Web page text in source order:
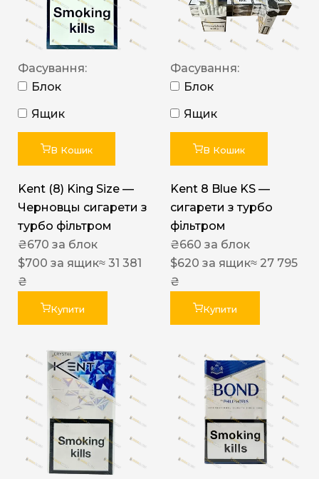
Фасування:
Блок
Ящик
В Кошик
Kent (8) King Size —
Черновцы сигарети з
турбо фільтром
₴670 за блок
$700 за ящик≈ 31 381
₴
Купити
Фасування:
Блок
Ящик
В Кошик
Kent 8 Blue KS —
сигарети з турбо
фільтром
₴660 за блок
$620 за ящик≈ 27 795
₴
Купити